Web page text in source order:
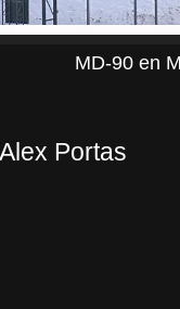
MD-90 en
Alex Portas